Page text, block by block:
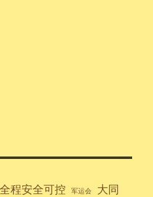
全程安全可控 军运会
大同